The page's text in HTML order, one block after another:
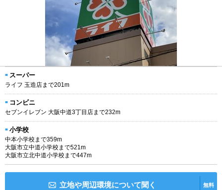
スーパー
ライフ 玉造店まで201m
コンビニ
セブンイレブン 大阪中道3丁目店まで232m
小学校
中本小学校まで359m
大阪市立中道小学校まで521m
大阪市立北中道小学校まで447m
立地や周辺環境について聞く 無料